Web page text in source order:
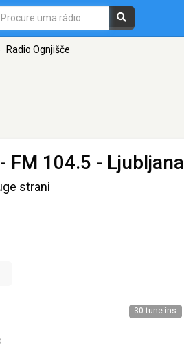
Radio Ognjišče
- FM 104.5 - Ljubljana
strani
30 tune ins